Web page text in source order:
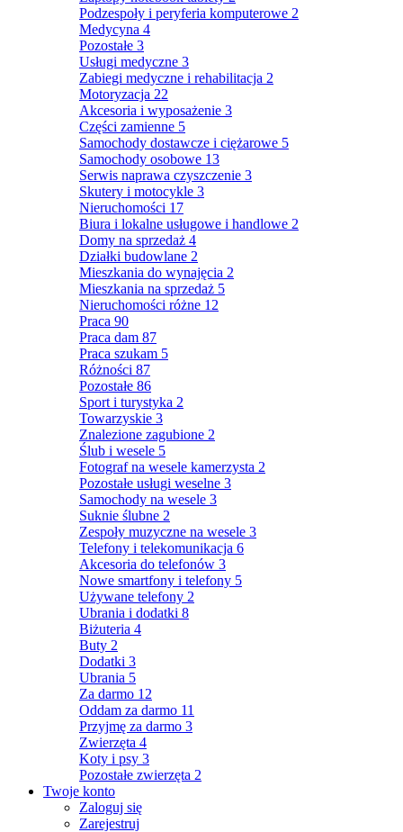
Podzespoły i peryferia komputerowe 2
Medycyna 4
Pozostałe 3
Usługi medyczne 3
Zabiegi medyczne i rehabilitacja 2
Motoryzacja 22
Akcesoria i wyposażenie 3
Części zamienne 5
Samochody dostawcze i ciężarowe 5
Samochody osobowe 13
Serwis naprawa czyszczenie 3
Skutery i motocykle 3
Nieruchomości 17
Biura i lokalne usługowe i handlowe 2
Domy na sprzedaż 4
Działki budowlane 2
Mieszkania do wynajęcia 2
Mieszkania na sprzedaż 5
Nieruchomości różne 12
Praca 90
Praca dam 87
Praca szukam 5
Różności 87
Pozostałe 86
Sport i turystyka 2
Towarzyskie 3
Znalezione zagubione 2
Ślub i wesele 5
Fotograf na wesele kamerzysta 2
Pozostałe usługi weselne 3
Samochody na wesele 3
Suknie ślubne 2
Zespoły muzyczne na wesele 3
Telefony i telekomunikacja 6
Akcesoria do telefonów 3
Nowe smartfony i telefony 5
Używane telefony 2
Ubrania i dodatki 8
Biżuteria 4
Buty 2
Dodatki 3
Ubrania 5
Za darmo 12
Oddam za darmo 11
Przyjmę za darmo 3
Zwierzęta 4
Koty i psy 3
Pozostałe zwierzęta 2
Twoje konto
Zaloguj się
Zarejestruj